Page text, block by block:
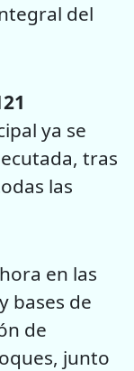
del
ya se
tras
las
en las
bases de
de
junto